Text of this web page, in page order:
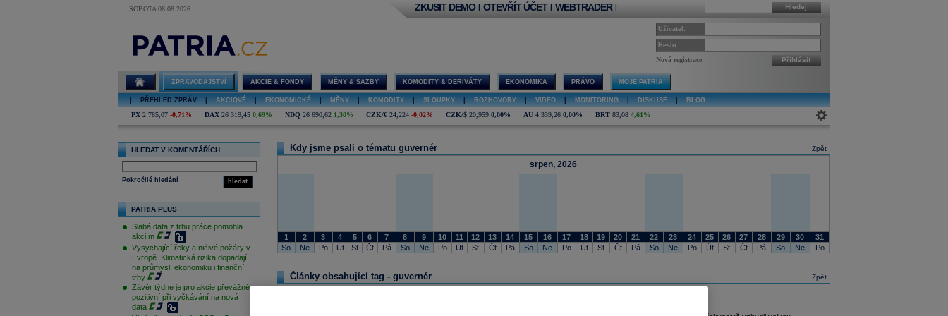
SOBOTA 08.08.2026 Hledej
ZKUSIT DEMO | OTEVŘÍT ÚČET | WEBTRADER |
Uživatel:
Heslo:
Nová registrace Přihlásit
ZPRAVODAJSTVÍ AKCIE & FONDY MĚNY & SAZBY KOMODITY & DERIVÁTY EKONOMIKA PRÁVO MOJE PATRIA
PŘEHLED ZPRÁV AKCIOVÉ EKONOMICKÉ MĚNY KOMODITY SLOUPKY ROZHOVORY VIDEO MONITORING DISKUSE BLOG
PX 2 785,07 -0,71% DAX 26 319,45 0,69% NDQ 26 690,62 1,30% CZK/€ 24,224 -0,02% CZK/$ 20,959 0,00% AU 4 339,26 0,00% BRT 83,08 4,61%
HLEDAT V KOMENTÁŘÍCH
hledat
Pokročilé hledání
PATRIA PLUS
Slabá data z trhu práce pomohla
akciím
Vysychající řeky a ničivé požáry v
Evropě. Klimatická rizika dopadají
na průmysl, ekonomiku i finanční
trhy
Závěr týdne je pro akcie převážně
pozitivní při vyčkávání na nová
data
Zpět
Kdy jsme psali o tématu guvernér
srpen, 2026
1 2 3 4 5 6 7 8 9 10 11 12 13 14 15 16 17 18 19 20 21 22 23 24 25 26 27 28 29 30
31
So
Ne Po Út St Čt Pá So Ne Po Út St Čt Pá So Ne Po Út St Čt Pá So Ne Po Út St Čt Pá So Ne Po
Zpět
Články obsahující tag - guvernér